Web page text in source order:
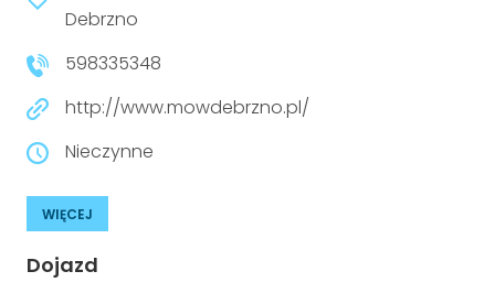
niepełnosprawnościami
Prawo
Prawa osób z niepełnosprawnościami
Urządzenia IoT
Debrzno
598335348
http://www.mowdebrzno.pl/
Nieczynne
WIĘCEJ
Dojazd